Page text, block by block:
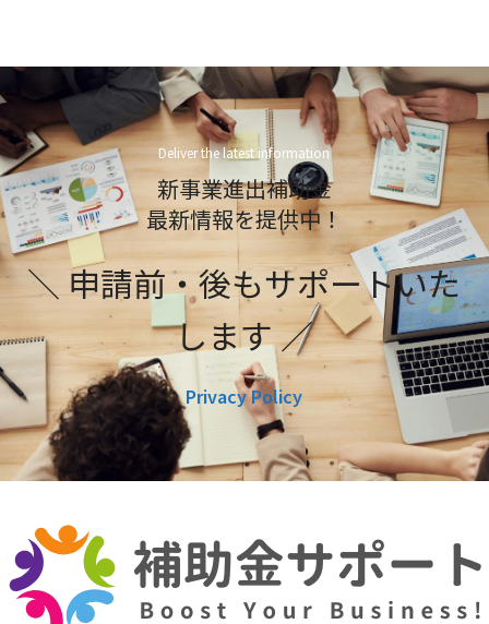
Deliver the latest information
新事業進出補助金
最新情報を提供中！
＼ 申請前・後もサポートいた
します ／
Privacy Policy